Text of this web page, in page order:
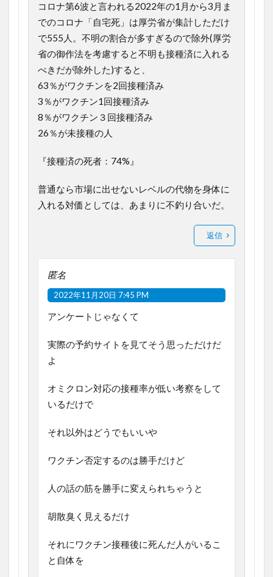
コロナ第6波と言われる2022年の1月から3月ま
でのコロナ「自宅死」は厚労省が集計しただけ
で555人。不明の割合が多すぎるので除外(厚労
省の御作法を考慮すると不明も接種済に入れる
べきだが除外した)すると、
63％がワクチンを2回接種済み
3％がワクチン1回接種済み
8％がワクチン３回接種済み
26％が未接種の人
『接種済の死者：74%』
普通なら市場に出せないレベルの代物を身体に
入れる対価としては、あまりに不釣り合いだ。
返信
匿名
2022年11月20日 7:45 PM
アンケートじゃなくて
実際の予約サイトを見てそう思っただけだ
よ
オミクロン対応の接種率が低い考察をして
いるだけで
それ以外はどうでもいいや
ワクチン否定するのは勝手だけど
人の話の筋を勝手に変えられちゃうと
胡散臭く見えるだけ
それにワクチン接種後に死んだ人がいるこ
と自体を